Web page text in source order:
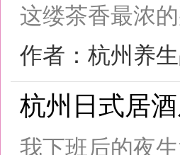
天的紧绷揉碎，还
作者：杭州SPA养生
杭州宝子们下班
杭州的宝子们是聪